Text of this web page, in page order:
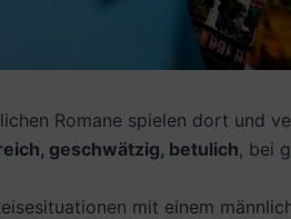
Romane spielen dort und
geschwätzig, betulich, bei
mit einem